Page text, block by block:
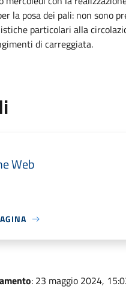
la posa dei pali: non sono
particolari alla
di carreggiata.
Web
: 23 maggio 2024,